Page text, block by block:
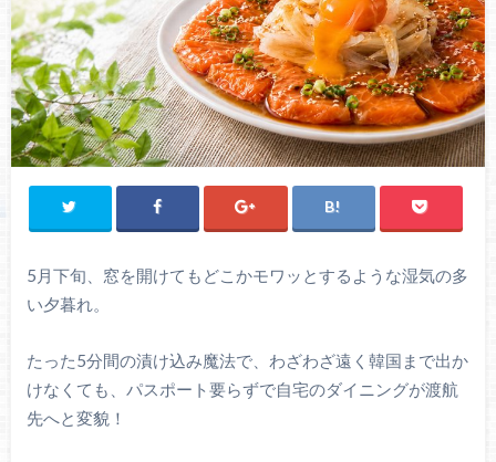
5月下旬、窓を開けてもどこかモワッとするような湿気の多
い夕暮れ。
たった5分間の漬け込み魔法で、わざわざ遠く韓国まで出か
けなくても、パスポート要らずで自宅のダイニングが渡航
先へと変貌！